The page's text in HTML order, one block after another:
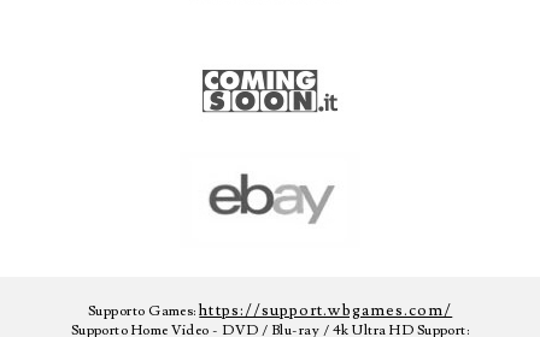
Supporto Games:https://support.wbgames.com/
Supporto Home Video - DVD / Blu-ray / 4k Ultra HD Support: